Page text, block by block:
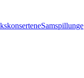
Samspillunge